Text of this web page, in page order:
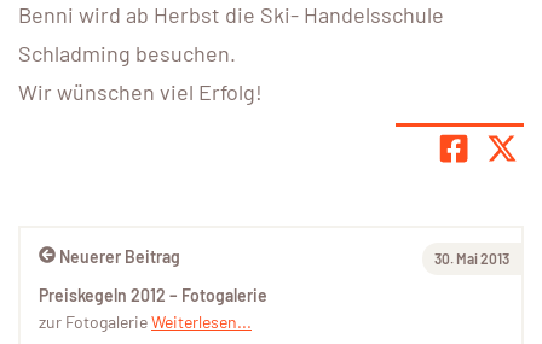
Benni wird ab Herbst die Ski- Handelsschule
Schladming besuchen.
Wir wünschen viel Erfolg!
Neuerer Beitrag 30. Mai 2013
Preiskegeln 2012 – Fotogalerie
zur FotogalerieWeiterlesen...